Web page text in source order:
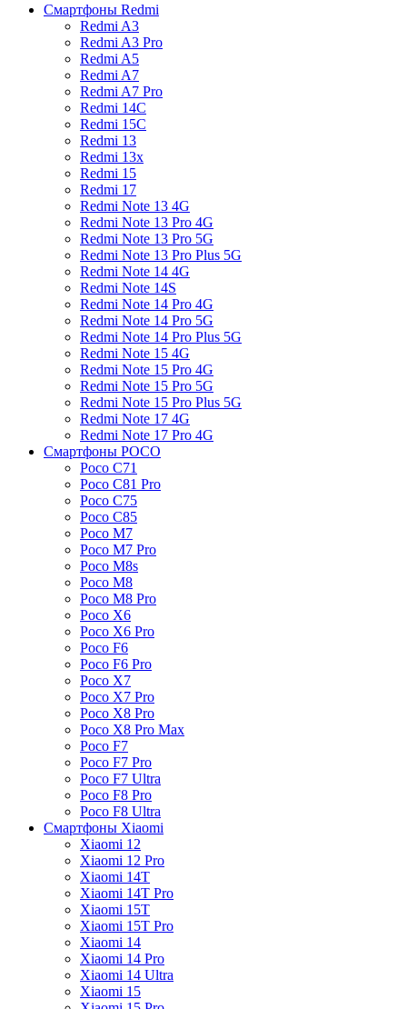
Смартфоны Redmi
Redmi A3
Redmi A3 Pro
Redmi A5
Redmi A7
Redmi A7 Pro
Redmi 14C
Redmi 15C
Redmi 13
Redmi 13x
Redmi 15
Redmi 17
Redmi Note 13 4G
Redmi Note 13 Pro 4G
Redmi Note 13 Pro 5G
Redmi Note 13 Pro Plus 5G
Redmi Note 14 4G
Redmi Note 14S
Redmi Note 14 Pro 4G
Redmi Note 14 Pro 5G
Redmi Note 14 Pro Plus 5G
Redmi Note 15 4G
Redmi Note 15 Pro 4G
Redmi Note 15 Pro 5G
Redmi Note 15 Pro Plus 5G
Redmi Note 17 4G
Redmi Note 17 Pro 4G
Смартфоны POCO
Poco C71
Poco C81 Pro
Poco C75
Poco C85
Poco M7
Poco M7 Pro
Poco M8s
Poco M8
Poco M8 Pro
Poco X6
Poco X6 Pro
Poco F6
Poco F6 Pro
Poco X7
Poco X7 Pro
Poco X8 Pro
Poco X8 Pro Max
Poco F7
Poco F7 Pro
Poco F7 Ultra
Poco F8 Pro
Poco F8 Ultra
Смартфоны Xiaomi
Xiaomi 12
Xiaomi 12 Pro
Xiaomi 14T
Xiaomi 14T Pro
Xiaomi 15T
Xiaomi 15T Pro
Xiaomi 14
Xiaomi 14 Pro
Xiaomi 14 Ultra
Xiaomi 15